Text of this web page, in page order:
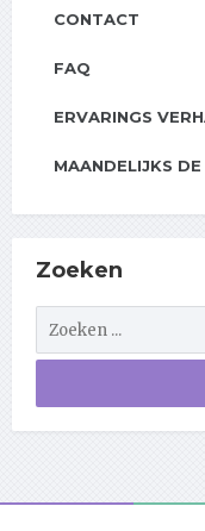
CONTACT
FAQ
ERVARINGS
MAANDELIJKS
Zoeken